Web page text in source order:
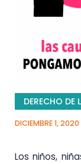
DERECHO DE
DICIEMBRE 1, 2020
Los niños,